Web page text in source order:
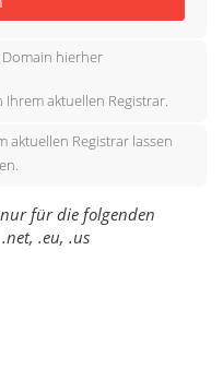
hierher
aktuellen Registrar.
aktuellen Registrar lassen
für die folgenden
.eu, .us